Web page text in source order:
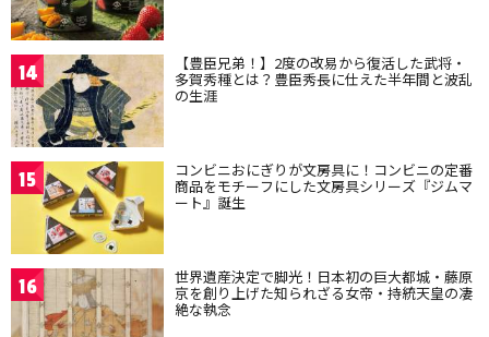
14 【豊臣兄弟！】2度の改易から復活した武将・
多賀秀種とは？豊臣秀長に仕えた半年間と波乱
の生涯
15 コンビニおにぎりが文房具に！コンビニの定番
商品をモチーフにした文房具シリーズ『ジムマ
ート』誕生
16 世界遺産決定で脚光！日本初の巨大都城・藤原
京を創り上げた知られざる女帝・持統天皇の凄
絶な執念